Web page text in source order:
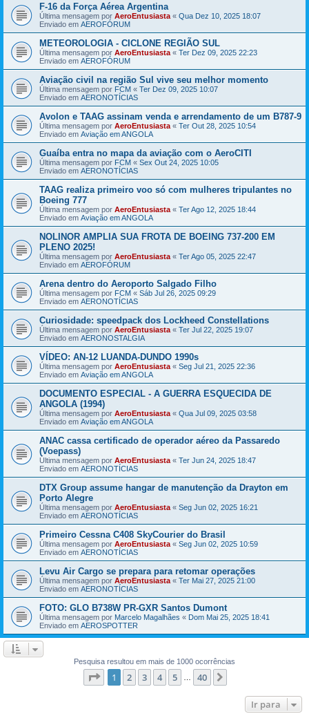
F-16 da Força Aérea Argentina
Última mensagem por AeroEntusiasta « Qua Dez 10, 2025 18:07
Enviado em AEROFÓRUM
METEOROLOGIA - CICLONE REGIÃO SUL
Última mensagem por AeroEntusiasta « Ter Dez 09, 2025 22:23
Enviado em AEROFÓRUM
Aviação civil na região Sul vive seu melhor momento
Última mensagem por FCM « Ter Dez 09, 2025 10:07
Enviado em AERONOTÍCIAS
Avolon e TAAG assinam venda e arrendamento de um B787-9
Última mensagem por AeroEntusiasta « Ter Out 28, 2025 10:54
Enviado em Aviação em ANGOLA
Guaíba entra no mapa da aviação com o AeroCITI
Última mensagem por FCM « Sex Out 24, 2025 10:05
Enviado em AERONOTÍCIAS
TAAG realiza primeiro voo só com mulheres tripulantes no
Boeing 777
Última mensagem por AeroEntusiasta « Ter Ago 12, 2025 18:44
Enviado em Aviação em ANGOLA
NOLINOR AMPLIA SUA FROTA DE BOEING 737-200 EM
PLENO 2025!
Última mensagem por AeroEntusiasta « Ter Ago 05, 2025 22:47
Enviado em AEROFÓRUM
Arena dentro do Aeroporto Salgado Filho
Última mensagem por FCM « Sáb Jul 26, 2025 09:29
Enviado em AERONOTÍCIAS
Curiosidade: speedpack dos Lockheed Constellations
Última mensagem por AeroEntusiasta « Ter Jul 22, 2025 19:07
Enviado em AERONOSTALGIA
VÍDEO: AN-12 LUANDA-DUNDO 1990s
Última mensagem por AeroEntusiasta « Seg Jul 21, 2025 22:36
Enviado em Aviação em ANGOLA
DOCUMENTO ESPECIAL - A GUERRA ESQUECIDA DE
ANGOLA (1994)
Última mensagem por AeroEntusiasta « Qua Jul 09, 2025 03:58
Enviado em Aviação em ANGOLA
ANAC cassa certificado de operador aéreo da Passaredo
(Voepass)
Última mensagem por AeroEntusiasta « Ter Jun 24, 2025 18:47
Enviado em AERONOTÍCIAS
DTX Group assume hangar de manutenção da Drayton em
Porto Alegre
Última mensagem por AeroEntusiasta « Seg Jun 02, 2025 16:21
Enviado em AERONOTÍCIAS
Primeiro Cessna C408 SkyCourier do Brasil
Última mensagem por AeroEntusiasta « Seg Jun 02, 2025 10:59
Enviado em AERONOTÍCIAS
Levu Air Cargo se prepara para retomar operações
Última mensagem por AeroEntusiasta « Ter Mai 27, 2025 21:00
Enviado em AERONOTÍCIAS
FOTO: GLO B738W PR-GXR Santos Dumont
Última mensagem por Marcelo Magalhães « Dom Mai 25, 2025 18:41
Enviado em AEROSPOTTER
Pesquisa resultou em mais de 1000 ocorrências
Página de 40
1 2 3 4 5 40
Ir para